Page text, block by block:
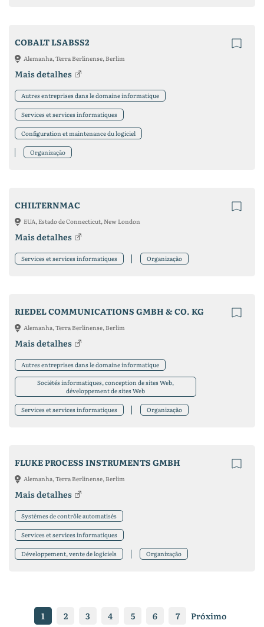
COBALT LSABSS2
Alemanha, Terra Berlinense, Berlim
Mais detalhes
Autres entreprises dans le domaine informatique
Services et services informatiques
Configuration et maintenance du logiciel
Organização
CHILTERNMAC
EUA, Estado de Connecticut, New London
Mais detalhes
Services et services informatiques Organização
RIEDEL COMMUNICATIONS GMBH & CO. KG
Alemanha, Terra Berlinense, Berlim
Mais detalhes
Autres entreprises dans le domaine informatique
Sociétés informatiques, conception de sites Web,
développement de sites Web
Services et services informatiques Organização
FLUKE PROCESS INSTRUMENTS GMBH
Alemanha, Terra Berlinense, Berlim
Mais detalhes
Systèmes de contrôle automatisés
Services et services informatiques
Développement, vente de logiciels Organização
1 2 3 4 5 6 7 Próximo